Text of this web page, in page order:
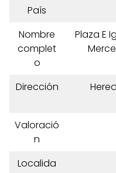
País
Nombre
complet
o
Plaza E
Dirección
Valoració
n
Localida